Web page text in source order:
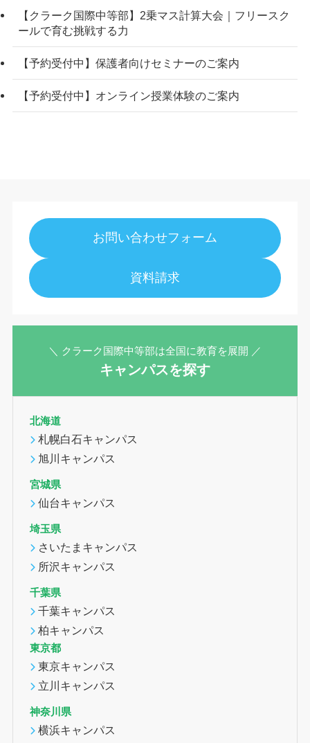
【クラーク国際中等部】2乗マス計算大会｜フリースク
ールで育む挑戦する力
【予約受付中】保護者向けセミナーのご案内
【予約受付中】オンライン授業体験のご案内
お問い合わせフォーム
資料請求
＼ クラーク国際中等部は全国に教育を展開 ／
キャンパスを探す
北海道
札幌白石キャンパス
旭川キャンパス
宮城県
仙台キャンパス
埼玉県
さいたまキャンパス
所沢キャンパス
千葉県
千葉キャンパス
柏キャンパス
東京都
東京キャンパス
立川キャンパス
神奈川県
横浜キャンパス